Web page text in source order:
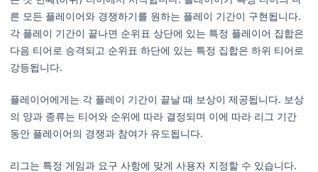
른 모든 플레이어와 경쟁하기를 원하는 플레이 기간이 구현됩니다.
각 플레이 기간이 끝나면 순위표 상단에 있는 특정 플레이어 집합은
다음 티어로 승격되고 순위표 하단에 있는 특정 집합은 하위 티어로
강등됩니다.
플레이어에게는 각 플레이 기간이 끝날 때 보상이 제공됩니다. 보상
의 양과 종류는 티어와 순위에 따라 결정되며 이에 따라 리그 기간
동안 플레이어의 경쟁과 참여가 유도됩니다.
리그는 특정 게임과 요구 사항에 맞게 사용자 지정할 수 있습니다.